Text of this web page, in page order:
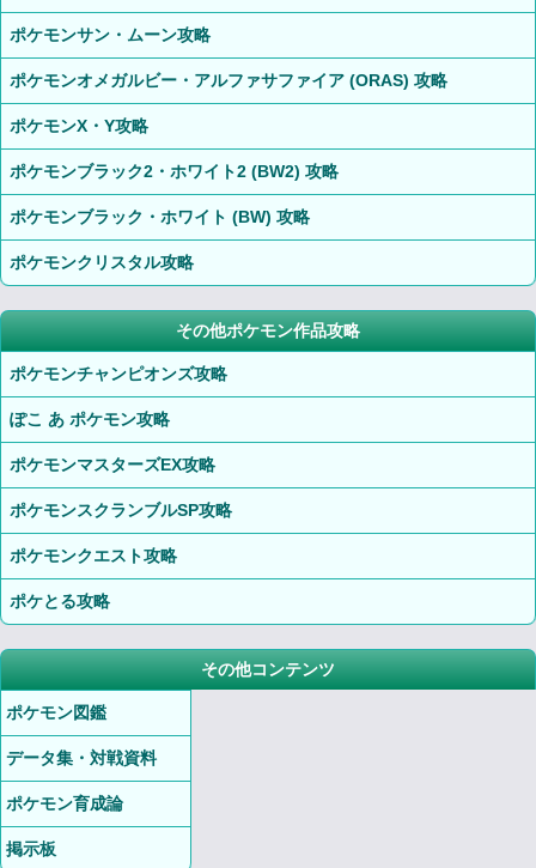
ポケモンサン・ムーン攻略
ポケモンオメガルビー・アルファサファイア (ORAS) 攻略
ポケモンX・Y攻略
ポケモンブラック2・ホワイト2 (BW2) 攻略
ポケモンブラック・ホワイト (BW) 攻略
ポケモンクリスタル攻略
その他ポケモン作品攻略
ポケモンチャンピオンズ攻略
ぽこ あ ポケモン攻略
ポケモンマスターズEX攻略
ポケモンスクランブルSP攻略
ポケモンクエスト攻略
ポケとる攻略
その他コンテンツ
ポケモン図鑑
データ集・対戦資料
ポケモン育成論
掲示板